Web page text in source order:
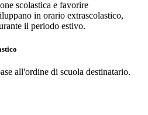
scolastica e favorire
in orario extrascolastico,
il periodo estivo.
all'ordine di scuola destinatario.